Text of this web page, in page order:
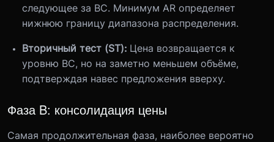
следующее за BC. Минимум AR определяет
нижнюю границу диапазона распределения.
Вторичный тест (ST): Цена возвращается к
уровню BC, но на заметно меньшем объёме,
подтверждая навес предложения вверху.
Фаза B: консолидация цены
Самая продолжительная фаза, наиболее вероятно